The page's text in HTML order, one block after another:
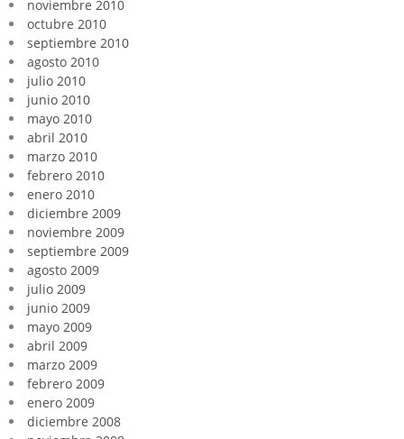
noviembre 2010
octubre 2010
septiembre 2010
agosto 2010
julio 2010
junio 2010
mayo 2010
abril 2010
marzo 2010
febrero 2010
enero 2010
diciembre 2009
noviembre 2009
septiembre 2009
agosto 2009
julio 2009
junio 2009
mayo 2009
abril 2009
marzo 2009
febrero 2009
enero 2009
diciembre 2008